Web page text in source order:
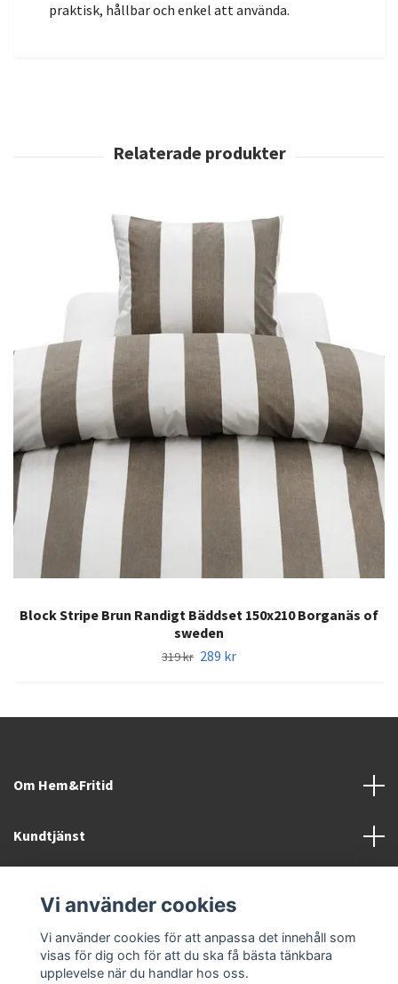
praktisk, hållbar och enkel att använda.
Block Stripe Brun Randigt Bäddset 150x210 Borganäs of
sweden
319 kr 289 kr
Om Hem&Fritid
Kundtjänst
Sociala medier
Vi använder cookies
Vi använder cookies för att anpassa det innehåll som
visas för dig och för att du ska få bästa tänkbara
upplevelse när du handlar hos oss.